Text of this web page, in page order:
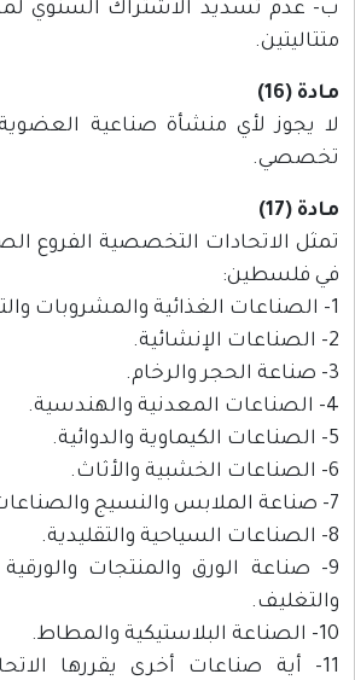
ب- عدم تسديد الاشتراك السنوي
متتاليتين.
مادة (16)
لا يجوز لأي منشأة صناعية
تخصصي.
مادة (17)
تمثل الاتحادات التخصصية الفروع
في فلسطين:
1- الصناعات الغذائية والمشروبات والتبغ.
2- الصناعات الإنشائية.
3- صناعة الحجر والرخام.
4- الصناعات المعدنية والهندسية.
5- الصناعات الكيماوية والدوائية.
6- الصناعات الخشبية والأثاث.
7- صناعة الملابس والنسيج والصناعات الجلدية.
8- الصناعات السياحية والتقليدية.
9- صناعة الورق والمنتجات
والتغليف.
10- الصناعة البلاستيكية والمطاط.
11- أية صناعات أخرى يقررها